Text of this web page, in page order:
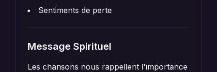
Sentiments de perte
Message Spirituel
Les chansons nous rappellent l'importance